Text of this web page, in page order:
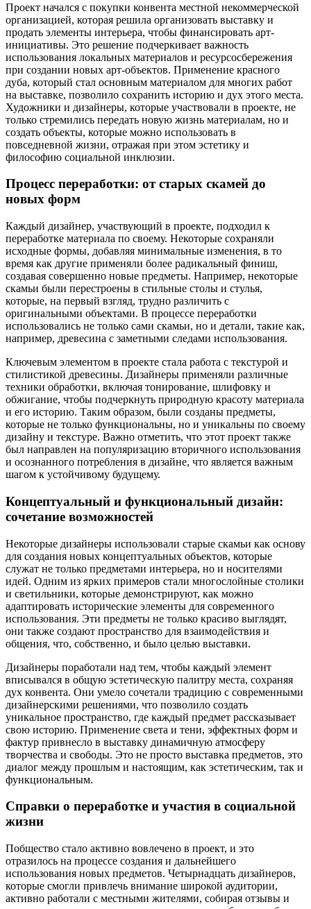
Проект начался с покупки конвента местной некоммерческой
организацией, которая решила организовать выставку и
продать элементы интерьера, чтобы финансировать арт-
инициативы. Это решение подчеркивает важность
использования локальных материалов и ресурсосбережения
при создании новых арт-объектов. Применение красного
дуба, который стал основным материалом для многих работ
на выставке, позволило сохранить историю и дух этого места.
Художники и дизайнеры, которые участвовали в проекте, не
только стремились передать новую жизнь материалам, но и
создать объекты, которые можно использовать в
повседневной жизни, отражая при этом эстетику и
философию социальной инклюзии.
Процесс переработки: от старых скамей до
новых форм
Каждый дизайнер, участвующий в проекте, подходил к
переработке материала по своему. Некоторые сохраняли
исходные формы, добавляя минимальные изменения, в то
время как другие применяли более радикальный финиш,
создавая совершенно новые предметы. Например, некоторые
скамьи были перестроены в стильные столы и стулья,
которые, на первый взгляд, трудно различить с
оригинальными объектами. В процессе переработки
использовались не только сами скамьи, но и детали, такие как,
например, древесина с заметными следами использования.
Ключевым элементом в проекте стала работа с текстурой и
стилистикой древесины. Дизайнеры применяли различные
техники обработки, включая тонирование, шлифовку и
обжигание, чтобы подчеркнуть природную красоту материала
и его историю. Таким образом, были созданы предметы,
которые не только функциональны, но и уникальны по своему
дизайну и текстуре. Важно отметить, что этот проект также
был направлен на популяризацию вторичного использования
и осознанного потребления в дизайне, что является важным
шагом к устойчивому будущему.
Концептуальный и функциональный дизайн:
сочетание возможностей
Некоторые дизайнеры использовали старые скамьи как основу
для создания новых концептуальных объектов, которые
служат не только предметами интерьера, но и носителями
идей. Одним из ярких примеров стали многослойные столики
и светильники, которые демонстрируют, как можно
адаптировать исторические элементы для современного
использования. Эти предметы не только красиво выглядят,
они также создают пространство для взаимодействия и
общения, что, собственно, и было целью выставки.
Дизайнеры поработали над тем, чтобы каждый элемент
вписывался в общую эстетическую палитру места, сохраняя
дух конвента. Они умело сочетали традицию с современными
дизайнерскими решениями, что позволило создать
уникальное пространство, где каждый предмет рассказывает
свою историю. Применение света и тени, эффектных форм и
фактур привнесло в выставку динамичную атмосферу
творчества и свободы. Это не просто выставка предметов, это
диалог между прошлым и настоящим, как эстетическим, так и
функциональным.
Справки о переработке и участия в социальной
жизни
Побщество стало активно вовлечено в проект, и это
отразилось на процессе создания и дальнейшего
использования новых предметов. Четырнадцать дизайнеров,
которые смогли привлечь внимание широкой аудитории,
активно работали с местными жителями, собирая отзывы и